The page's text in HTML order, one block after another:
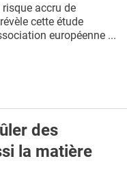
accru de
cette étude
européenne ...
des
la matière